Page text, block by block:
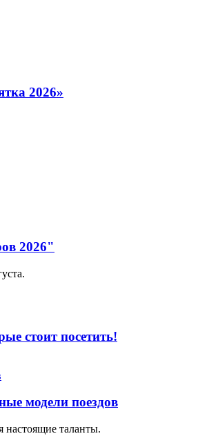
2026»
2026"
стоит посетить!
модели поездов
настоящие таланты.